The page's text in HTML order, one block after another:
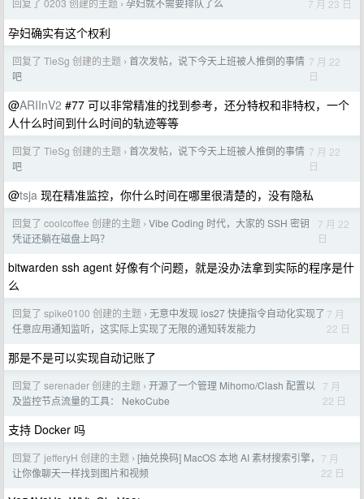
回复了 0203 创建的主题 › 孕妇就不需要排队了么 7 月 23 日
孕妇确实有这个权利
回复了 TieSg 创建的主题 › 首次发帖，说下今天上班被人推倒的事情
吧
7 月 22
日
@ARIInV2 #77 可以非常精准的找到参考，还分特权和非特权，一个
人什么时间到什么时间的轨迹等等
回复了 TieSg 创建的主题 › 首次发帖，说下今天上班被人推倒的事情
吧
7 月 22
日
@tsja 现在精准监控，你什么时间在哪里很清楚的，没有隐私
回复了 coolcoffee 创建的主题 › Vibe Coding 时代，大家的 SSH 密钥
凭证还躺在磁盘上吗？
7 月 22
日
bitwarden ssh agent 好像有个问题，就是没办法拿到实际的程序是什
么
回复了 spike0100 创建的主题 › 无意中发现 ios27 快捷指令自动化实现了
任意应用通知监听，这实际上实现了无限的通知转发能力
7 月
22 日
那是不是可以实现自动记账了
回复了 serenader 创建的主题 › 开源了一个管理 Mihomo/Clash 配置以
及监控节点流量的工具： NekoCube
7 月
22 日
支持 Docker 吗
回复了 jefferyH 创建的主题 › [抽兑换码] MacOS 本地 AI 素材搜索引擎，
让你像聊天一样找到图片和视频
7 月
22 日